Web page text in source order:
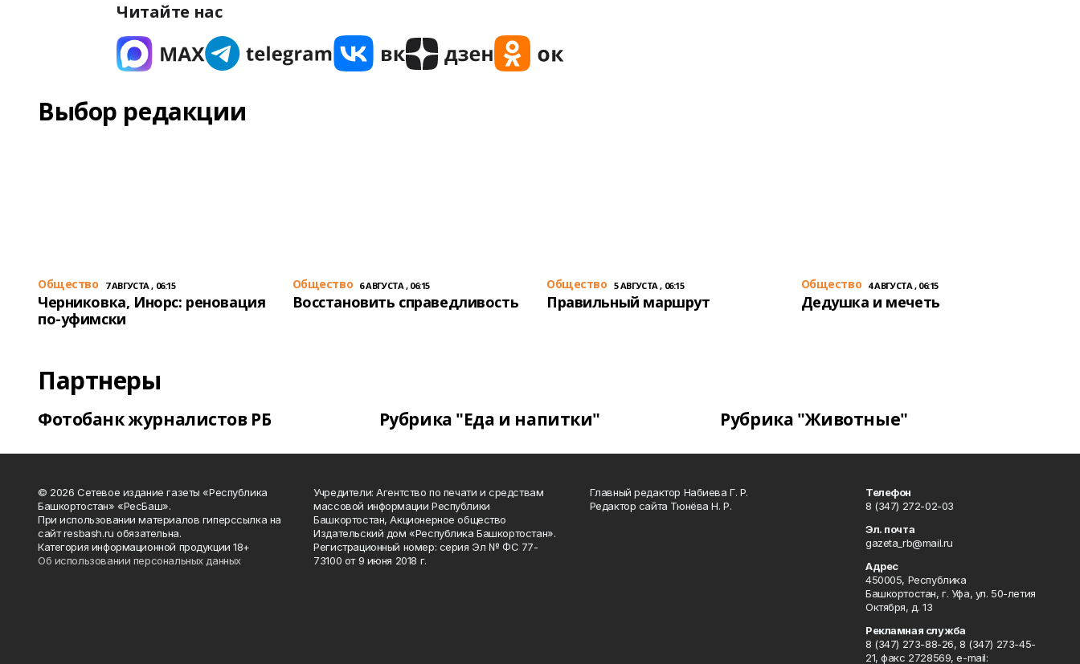
Читайте нас
Выбор редакции
Общество 7 АВГУСТА , 06:15
Черниковка, Инорс: реновация
по-уфимски
Общество 6 АВГУСТА , 06:15
Восстановить справедливость
Общество 5 АВГУСТА , 06:15
Правильный маршрут
Общество 4 АВГУСТА , 06:15
Дедушка и мечеть
Партнеры
Фотобанк журналистов РБ Рубрика "Еда и напитки" Рубрика "Животные"
© 2026 Сетевое издание газеты «Республика
Башкортостан» «РесБаш».
При использовании материалов гиперссылка на
сайт resbash.ru обязательна.
Категория информационной продукции 18+
Об использовании персональных данных
Учредители: Агентство по печати и средствам
массовой информации Республики
Башкортостан, Акционерное общество
Издательский дом «Республика Башкортостан».
Регистрационный номер: серия Эл № ФС 77-
73100 от 9 июня 2018 г.
Главный редактор Набиева Г. Р.
Редактор сайта Тюнёва Н. Р.
Телефон
8 (347) 272-02-03
Эл. почта
gazeta_rb@mail.ru
Адрес
450005, Республика
Башкортостан, г. Уфа, ул. 50-летия
Октября, д. 13
Рекламная служба
8 (347) 273-88-26, 8 (347) 273-45-
21, факс 2728569, e-mail: